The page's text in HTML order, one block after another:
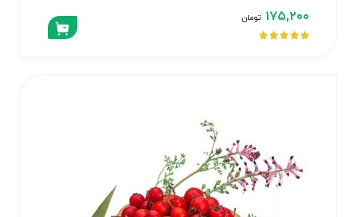
۱۷۵,۲۰۰ تومان




